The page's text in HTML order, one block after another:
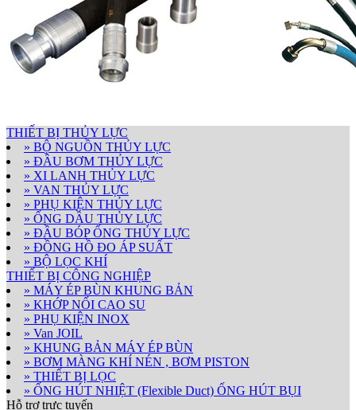
THIẾT BỊ THỦY LỰC
» BỘ NGUỒN THỦY LỰC
» ĐẦU BƠM THỦY LỰC
» XI LANH THỦY LỰC
» VAN THỦY LỰC
» PHỤ KIỆN THỦY LỰC
» ỐNG DẦU THỦY LỰC
» ĐẦU BÓP ỐNG THỦY LỰC
» ĐỒNG HỒ ĐO ÁP SUẤT
» BỘ LỌC KHÍ
THIẾT BỊ CÔNG NGHIỆP
» MÁY ÉP BÙN KHUNG BẢN
» KHỚP NỐI CAO SU
» PHỤ KIỆN INOX
» Van JOIL
» KHUNG BẢN MÁY ÉP BÙN
» BƠM MÀNG KHÍ NÉN , BƠM PISTON
» THIẾT BỊ LỌC
» ỐNG HÚT NHIỆT (Flexible Duct) ỐNG HÚT BỤI
Hỗ trợ trực tuyến